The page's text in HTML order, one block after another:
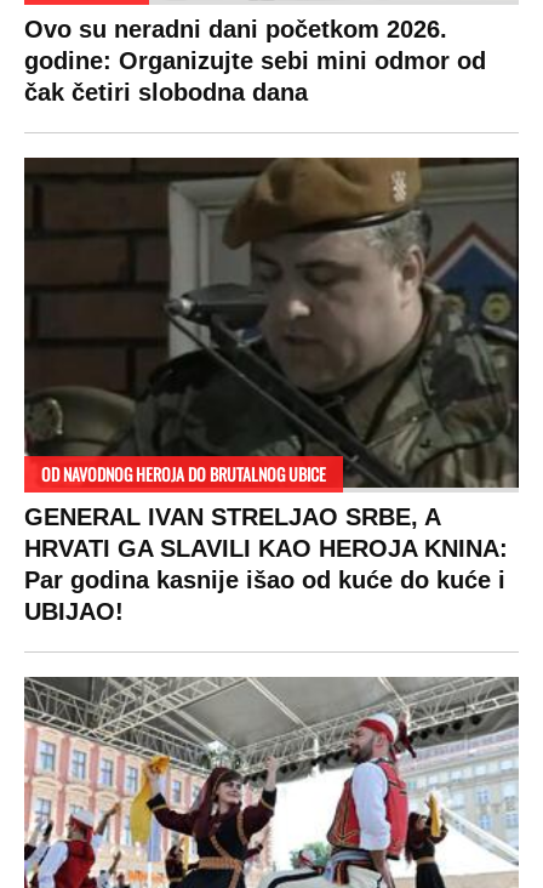
Ovo su neradni dani početkom 2026.
godine: Organizujte sebi mini odmor od
čak četiri slobodna dana
OD NAVODNOG HEROJA DO BRUTALNOG UBICE
GENERAL IVAN STRELJAO SRBE, A
HRVATI GA SLAVILI KAO HEROJA KNINA:
Par godina kasnije išao od kuće do kuće i
UBIJAO!